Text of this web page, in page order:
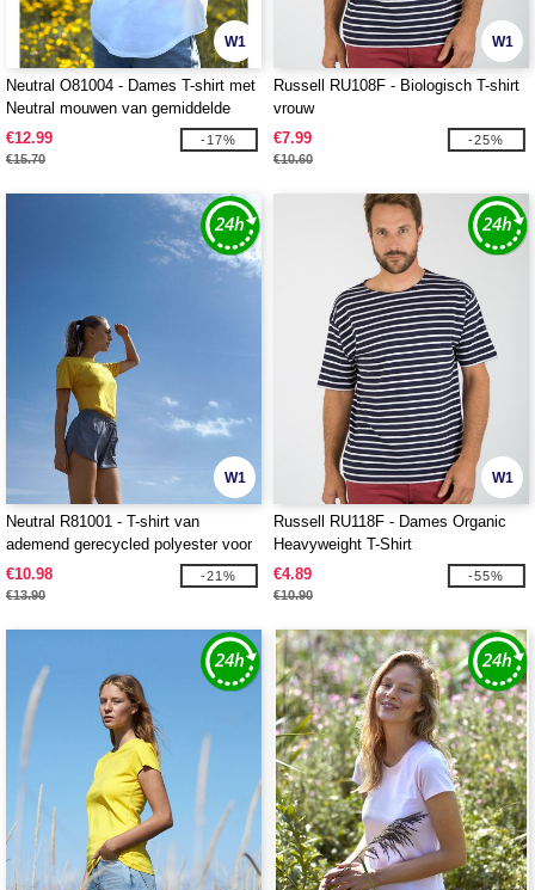
W1
Neutral O81004 - Dames T-shirt met
Neutral mouwen van gemiddelde
lengte
€12.99
€15.70
-17%
W1
Russell RU108F - Biologisch T-shirt
vrouw
€7.99
€10.60
-25%
W1
Neutral R81001 - T-shirt van
ademend gerecycled polyester voor
dames
€10.98
€13.90
-21%
W1
Russell RU118F - Dames Organic
Heavyweight T-Shirt
€4.89
€10.90
-55%